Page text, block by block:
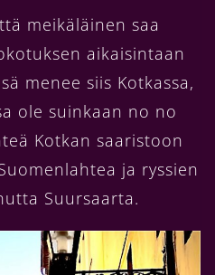
meikäläinen saa
aikaisintaan
menee siis Kotkassa,
ole suinkaan no no
Kotkan saaristoon
ja ryssien
Suursaarta.